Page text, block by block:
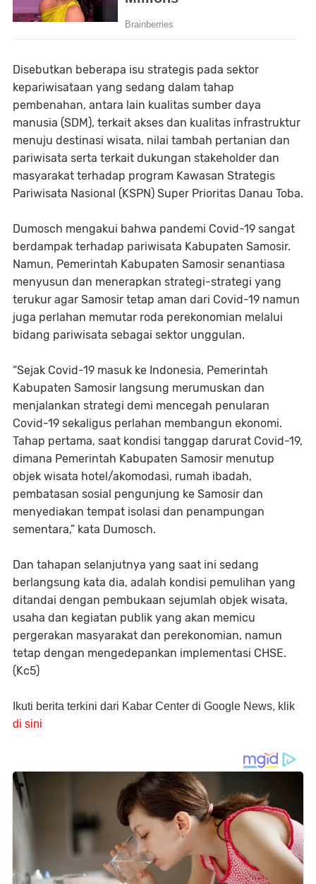
Disebutkan beberapa isu strategis pada sektor
kepariwisataan yang sedang dalam tahap
pembenahan, antara lain kualitas sumber daya
manusia (SDM), terkait akses dan kualitas infrastruktur
menuju destinasi wisata, nilai tambah pertanian dan
pariwisata serta terkait dukungan stakeholder dan
masyarakat terhadap program Kawasan Strategis
Pariwisata Nasional (KSPN) Super Prioritas Danau Toba.
Dumosch mengakui bahwa pandemi Covid-19 sangat
berdampak terhadap pariwisata Kabupaten Samosir.
Namun, Pemerintah Kabupaten Samosir senantiasa
menyusun dan menerapkan strategi-strategi yang
terukur agar Samosir tetap aman dari Covid-19 namun
juga perlahan memutar roda perekonomian melalui
bidang pariwisata sebagai sektor unggulan.
“Sejak Covid-19 masuk ke Indonesia, Pemerintah
Kabupaten Samosir langsung merumuskan dan
menjalankan strategi demi mencegah penularan
Covid-19 sekaligus perlahan membangun ekonomi.
Tahap pertama, saat kondisi tanggap darurat Covid-19,
dimana Pemerintah Kabupaten Samosir menutup
objek wisata hotel/akomodasi, rumah ibadah,
pembatasan sosial pengunjung ke Samosir dan
menyediakan tempat isolasi dan penampungan
sementara,” kata Dumosch.
Dan tahapan selanjutnya yang saat ini sedang
berlangsung kata dia, adalah kondisi pemulihan yang
ditandai dengan pembukaan sejumlah objek wisata,
usaha dan kegiatan publik yang akan memicu
pergerakan masyarakat dan perekonomian, namun
tetap dengan mengedepankan implementasi CHSE.
(Kc5)
Ikuti berita terkini dari Kabar Center di Google News, klik
di sini